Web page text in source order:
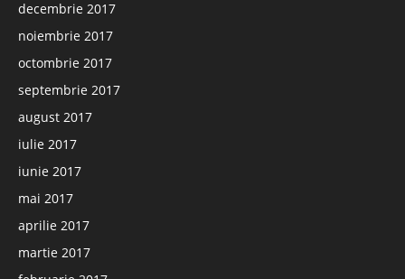
decembrie 2017
noiembrie 2017
octombrie 2017
septembrie 2017
august 2017
iulie 2017
iunie 2017
mai 2017
aprilie 2017
martie 2017